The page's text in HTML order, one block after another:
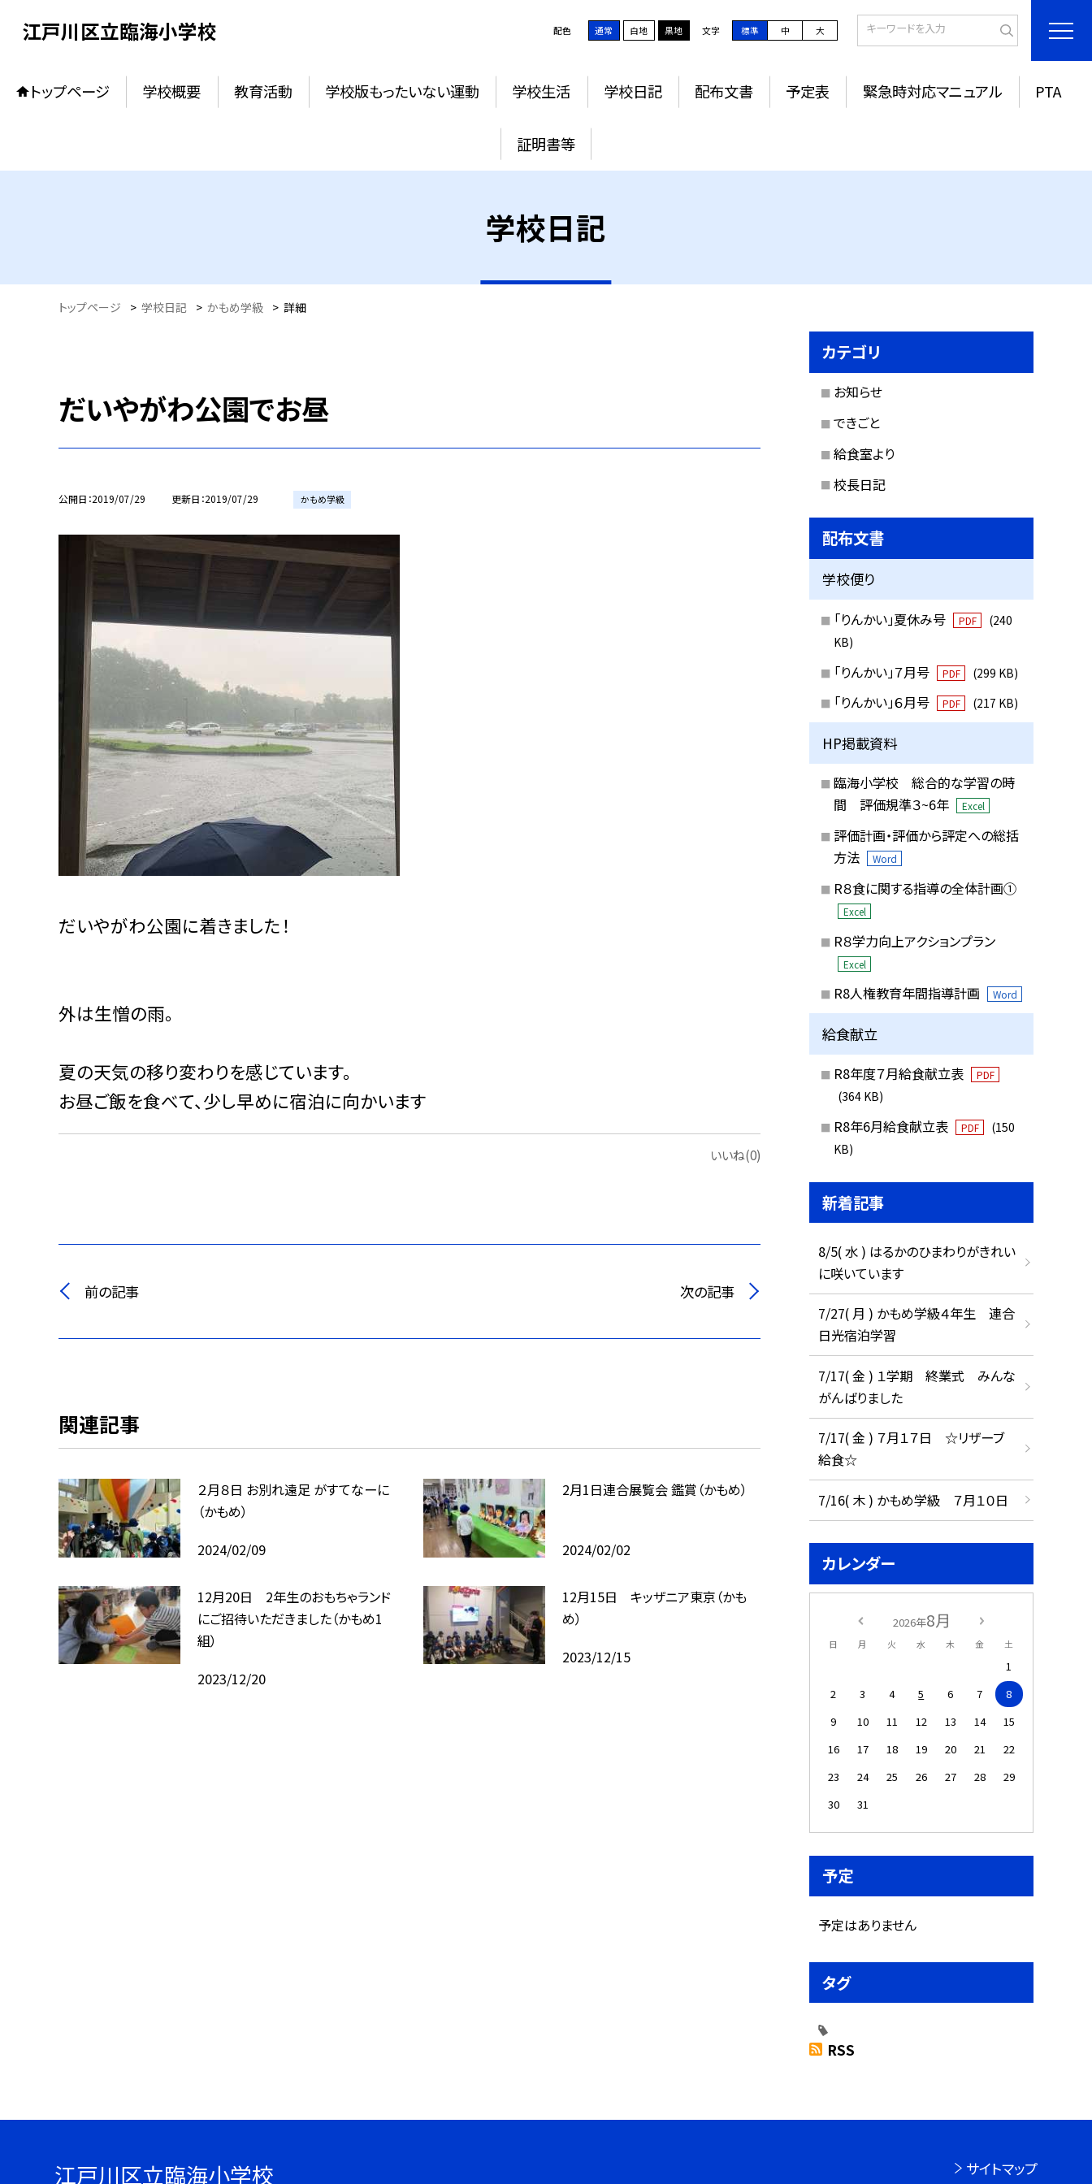
江戸川区立臨海小学校 配色 通常 白地 黒地 文字 標準 中 大
トップページ 学校概要 教育活動 学校版もったいない運動 学校生活 学校日記 配布文書 予定表 緊急時対応マニュアル PTA
証明書等
学校日記
トップページ > 学校日記 > かもめ学級 > 詳細
だいやがわ公園でお昼
公開日 2019/07/29 更新日 2019/07/29 かもめ学級
だいやがわ公園に着きました！
外は生憎の雨。
夏の天気の移り変わりを感じています。
お昼ご飯を食べて、少し早めに宿泊に向かいます
いいね(0)
前の記事 次の記事
関連記事
２月８日 お別れ遠足 がすてなーに
（かもめ）
2024/02/09
2月1日連合展覧会 鑑賞（かもめ）
2024/02/02
12月20日 2年生のおもちゃランド
にご招待いただきました（かもめ1
組）
2023/12/20
12月15日 キッザニア東京（かも
め）
2023/12/15
カテゴリ
お知らせ
できごと
給食室より
校長日記
配布文書
学校便り
「りんかい」夏休み号 PDF
(240
KB)
「りんかい」７月号 PDF (299 KB)
「りんかい」６月号 PDF (217 KB)
HP掲載資料
臨海小学校 総合的な学習の時
間 評価規準３~6年
Excel
評価計画・評価から評定への総括
方法
Word
R８食に関する指導の全体計画①
Excel
R８学力向上アクションプラン
Excel
R8人権教育年間指導計画 Word
給食献立
R8年度７月給食献立表 PDF
(364 KB)
R8年6月給食献立表 PDF
(150
KB)
新着記事
8/5( 水 ) はるかのひまわりがきれい
に咲いています
7/27( 月 ) かもめ学級４年生 連合
日光宿泊学習
7/17( 金 ) １学期 終業式 みんな
がんばりました
7/17( 金 ) ７月１７日 ☆リザーブ
給食☆
7/16( 木 ) かもめ学級 ７月１０日
カレンダー
2026年8月
日 月 火 水 木 金 土
1
2
3 4 5 6 7
8
9
10 11 12 13 14
15
16
17 18 19 20 21
22
23
24 25 26 27 28
29
30
31
予定
予定はありません
タグ
RSS
江戸川区立臨海小学校 サイトマップ